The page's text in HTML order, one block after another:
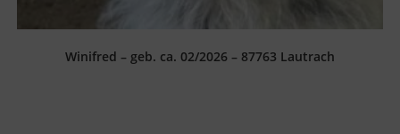
Winifred – geb. ca. 02/2026 – 87763 Lautrach